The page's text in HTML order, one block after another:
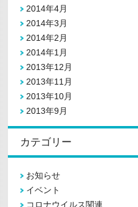
2014年4月
2014年3月
2014年2月
2014年1月
2013年12月
2013年11月
2013年10月
2013年9月
カテゴリー
お知らせ
イベント
コロナウイルス関連